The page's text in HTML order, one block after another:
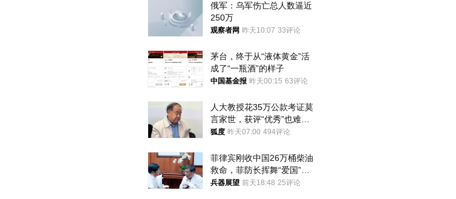
俄军：乌军伤亡总人数逼近
250万
观察者网 昨天10:07 33评论
茅台，终于从“液体黄金”活
成了“一瓶酒”的样子
中国基金报 昨天00:15 63评论
人大教授花35万公款考证莫
言家世，获评“优秀”也难服
众
狐度 昨天07:00 494评论
菲律宾刚收中国26万桶柴油
救命，菲防长挥舞“爱国”大
棒，谁亲华谁下台？
兵器展望 前天18:48 25评论